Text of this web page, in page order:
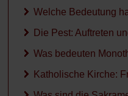
Welche Bedeutung
Die Pest: Auftreten
Was bedeuten
Katholische Kirche: